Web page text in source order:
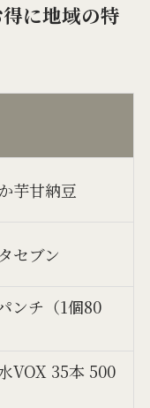
に地域の特
芋甘納豆
セブン
ンチ（1個80
VOX 35本 500